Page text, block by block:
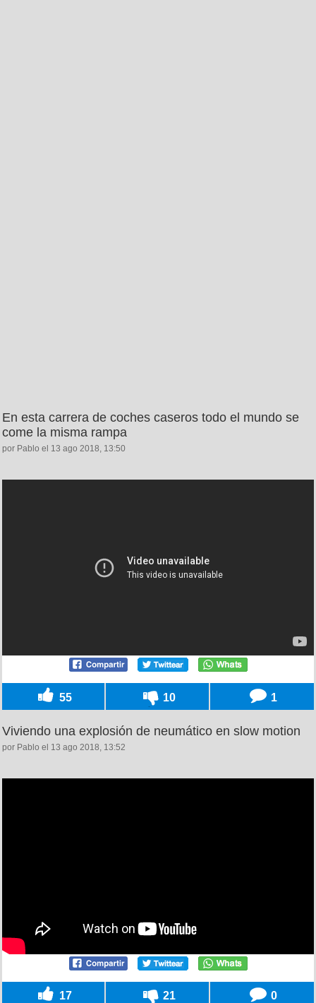
En esta carrera de coches caseros todo el mundo se
come la misma rampa
por Pablo el 13 ago 2018, 13:50
55 10 1
Viviendo una explosión de neumático en slow motion
por Pablo el 13 ago 2018, 13:52
17 21 0